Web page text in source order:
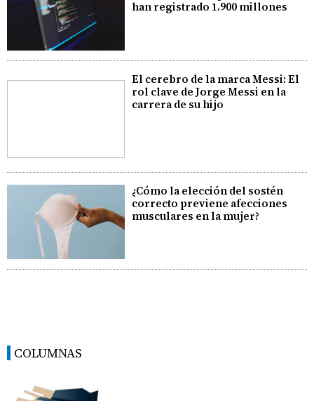
han registrado 1.900 millones
El cerebro de la marca Messi: El
rol clave de Jorge Messi en la
carrera de su hijo
¿Cómo la elección del sostén
correcto previene afecciones
musculares en la mujer?
COLUMNAS